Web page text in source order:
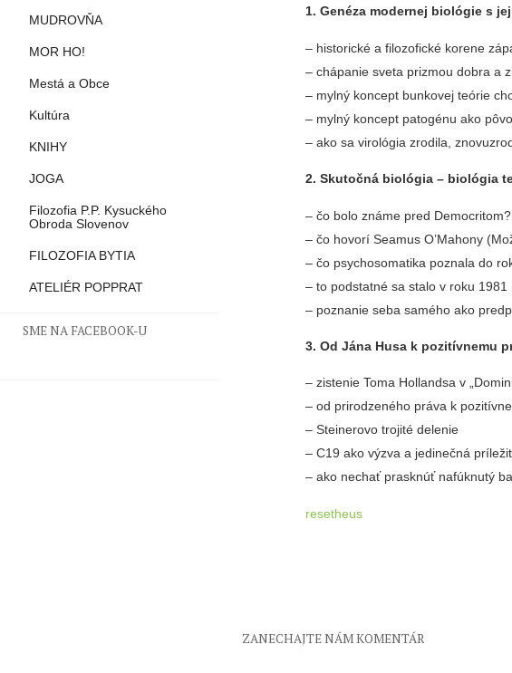
MUDROVŇA
MOR HO!
Mestá a Obce
Kultúra
KNIHY
JOGA
Filozofia P.P. Kysuckého
Obroda Slovenov
FILOZOFIA BYTIA
ATELIÉR POPPRAT
SME NA FACEBOOK-U
1. Genéza modernej biológie s
– historické a filozofické korene
– chápanie sveta prizmou dobra a
– mylný koncept bunkovej teórie
– mylný koncept patogénu ako
– ako sa virológia zrodila,
2. Skutočná biológia – biológia
– čo bolo známe pred Democritom?
– čo hovorí Seamus O’Mahony
– čo psychosomatika poznala do
– to podstatné sa stalo v roku
– poznanie seba samého ako
3. Od Jána Husa k pozitívnemu
– zistenie Toma Hollandsa v
– od prirodzeného práva k
– Steinerovo trojité delenie
– C19 ako výzva a jedinečná
– ako nechať prasknúť nafúknutý
resetheus
ZANECHAJTE NÁM KOMENTÁR